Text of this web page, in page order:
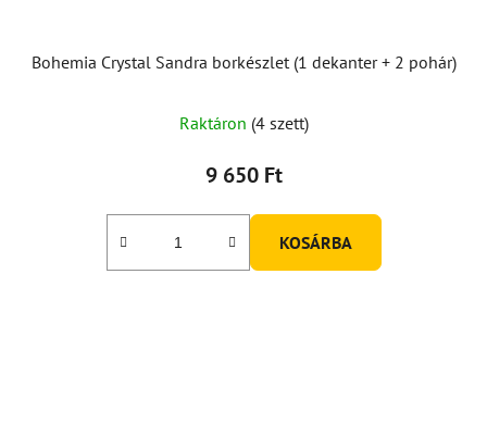
Bohemia Crystal Sandra borkészlet (1 dekanter + 2 pohár)
Raktáron (4 szett)
9 650 Ft
KOSÁRBA